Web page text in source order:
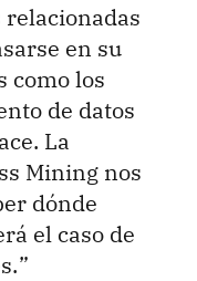
relacionadas
en su
como los
de datos
La
Mining nos
dónde
el caso de